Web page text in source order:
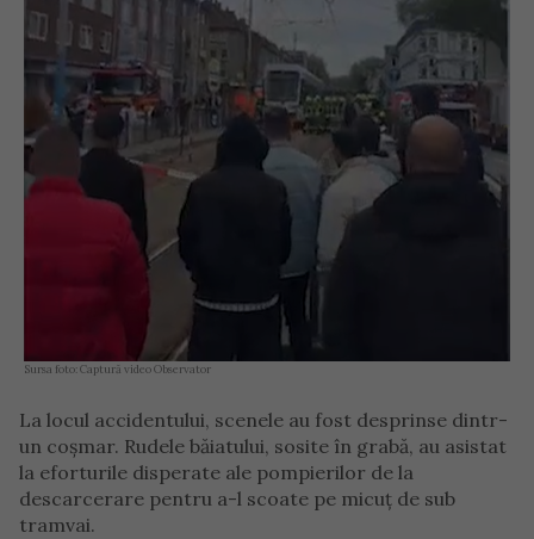
Sursa foto: Captură video Observator
La locul accidentului, scenele au fost desprinse dintr-
un coșmar. Rudele băiatului, sosite în grabă, au asistat
la eforturile disperate ale pompierilor de la
descarcerare pentru a-l scoate pe micuț de sub
tramvai.